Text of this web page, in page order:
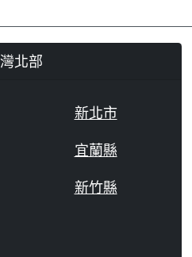
北部
新北市
宜蘭縣
新竹縣